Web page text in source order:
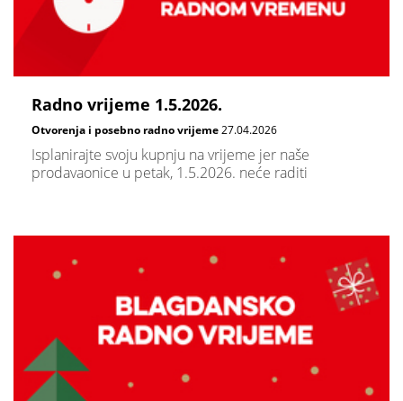
Radno vrijeme 1.5.2026.
Otvorenja i posebno radno vrijeme27.04.2026
Isplanirajte svoju kupnju na vrijeme jer naše
prodavaonice u petak, 1.5.2026. neće raditi